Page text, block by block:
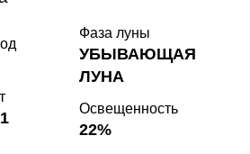
Фаза луны
УБЫВАЮЩАЯ
ЛУНА
Освещенность
22%